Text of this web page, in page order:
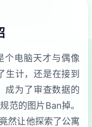
个电脑天才与偶像
生计，还是在接到
成为了审查数据的
范的图片Ban掉。
然让他探索了公寓